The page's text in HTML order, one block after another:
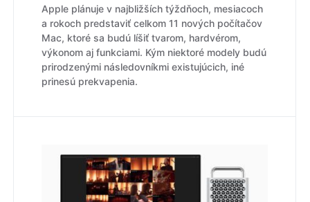
Apple plánuje v najbližších týždňoch, mesiacoch
a rokoch predstaviť celkom 11 nových počítačov
Mac, ktoré sa budú líšiť tvarom, hardvérom,
výkonom aj funkciami. Kým niektoré modely budú
prirodzenými následovníkmi existujúcich, iné
prinesú prekvapenia.